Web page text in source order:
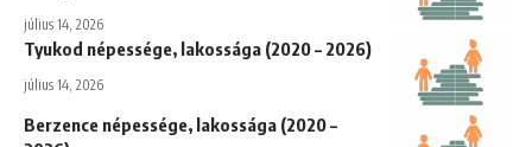
július 14, 2026
Tyukod népessége, lakossága (2020 – 2026)
július 14, 2026
Berzence népessége, lakossága (2020 –